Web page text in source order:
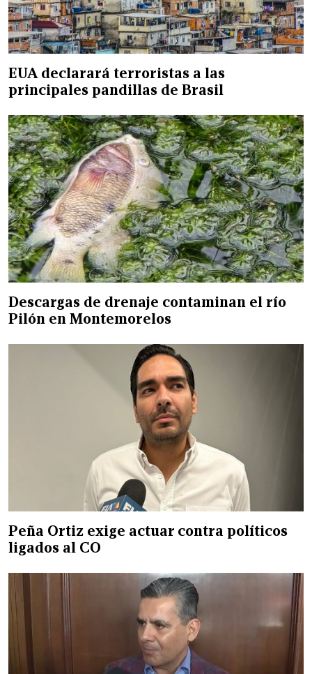
EUA declarará terroristas a las
principales pandillas de Brasil
Descargas de drenaje contaminan el río
Pilón en Montemorelos
Peña Ortiz exige actuar contra políticos
ligados al CO